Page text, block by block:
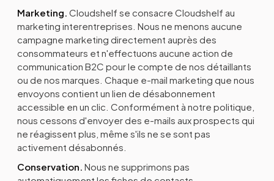
Marketing. Cloudshelf se consacre Cloudshelf au
marketing interentreprises. Nous ne menons aucune
campagne marketing directement auprès des
consommateurs et n'effectuons aucune action de
communication B2C pour le compte de nos détaillants
ou de nos marques. Chaque e-mail marketing que nous
envoyons contient un lien de désabonnement
accessible en un clic. Conformément à notre politique,
nous cessons d'envoyer des e-mails aux prospects qui
ne réagissent plus, même s'ils ne se sont pas
activement désabonnés.
Conservation. Nous ne supprimons pas